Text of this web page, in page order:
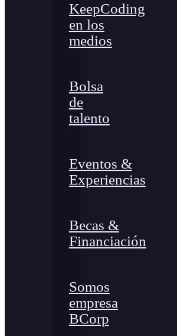
KeepCoding
en los
medios
Bolsa
de
talento
Eventos &
Experiencias
Becas &
Financiación
Somos
empresa
BCorp